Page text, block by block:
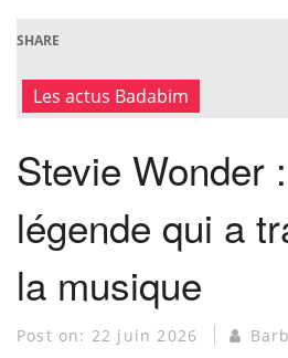
SHARE
Les actus Badabim
Stevie Wonder
légende qui a
la musique
Post on: 22 juin 2026